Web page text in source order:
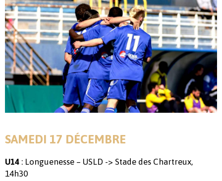
SAMEDI 17 DÉCEMBRE
U14 : Longuenesse – USLD -> Stade des Chartreux,
14h30